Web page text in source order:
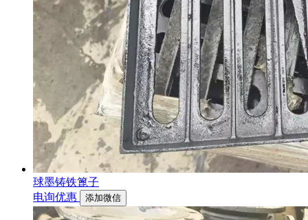
球墨铸铁篦子
电询优惠
添加微信